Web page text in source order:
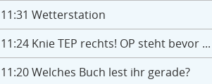
11:31 Wetterstation
11:24Knie TEP rechts! OP steht bevor ...
11:20Welches Buch lest ihr gerade?